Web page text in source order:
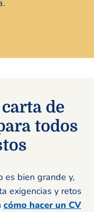
de
todos
es bien grande y,
exigencias y retos
cómo hacer un CV